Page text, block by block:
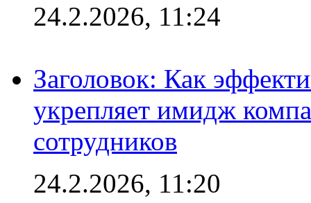
24.2.2026, 11:24
Заголовок: Как
укрепляет имидж
сотрудников
24.2.2026, 11:20